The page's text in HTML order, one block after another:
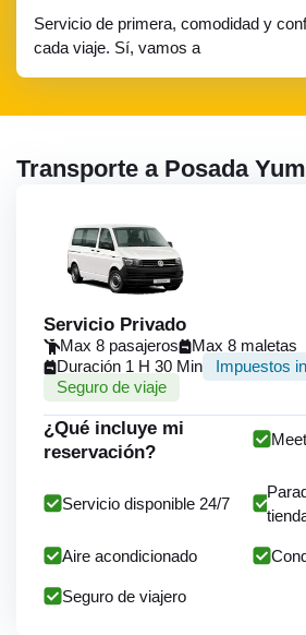
Servicio de primera, comodidad y
cada viaje. Sí, vamos a
Transporte a Posada
Servicio Privado
Max 8 pasajeros
Max 8 maletas
Duración 1 H 30 Min
Impuestos
Seguro de viaje
¿Qué incluye mi
reservación?
Servicio disponible 24/7
Aire acondicionado
Seguro de viajero